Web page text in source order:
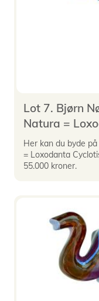
Lot 7. Bjørn
Natura =
Her kan du byde
= Loxodanta
55.000 kroner.